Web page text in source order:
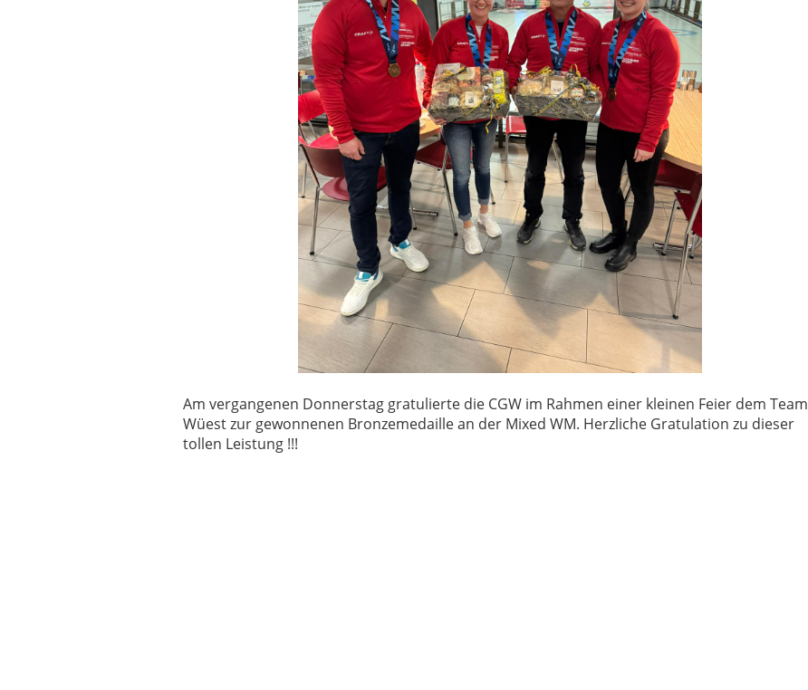
Am vergangenen Donnerstag gratulierte die CGW im Rahmen einer kleinen Feier dem Team
Wüest zur gewonnenen Bronzemedaille an der Mixed WM. Herzliche Gratulation zu dieser
tollen Leistung !!!